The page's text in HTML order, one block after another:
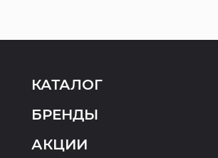
КАТАЛОГ
БРЕНДЫ
АКЦИИ